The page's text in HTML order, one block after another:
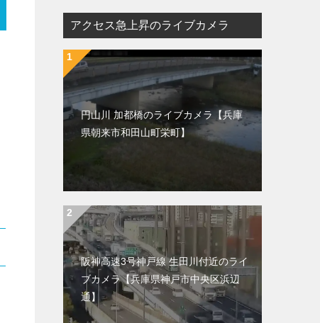
アクセス急上昇のライブカメラ
円山川 加都橋のライブカメラ【兵庫
県朝来市和田山町栄町】
阪神高速3号神戸線 生田川付近のライ
ブカメラ【兵庫県神戸市中央区浜辺
通】